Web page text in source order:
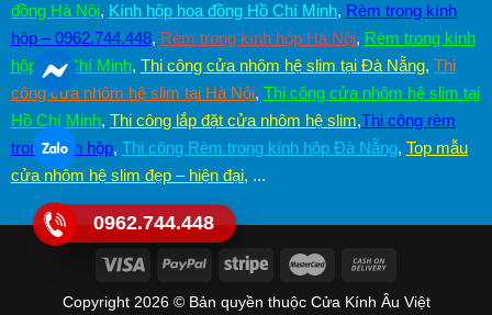
đồng Hà Nội, Kính hộp hoa đồng Hồ Chí Minh, Rèm trong kính
hộp – 0962.744.448, Rèm trong kính hộp Hà Nội, Rèm trong kính
hộp Hồ Chí Minh, Thi công cửa nhôm hệ slim tại Đà Nẵng, Thi
công cửa nhôm hệ slim tại Hà Nội, Thi công cửa nhôm hệ slim tại
Hồ Chí Minh, Thi công lắp đặt cửa nhôm hệ slim,Thi công rèm
trong kính hộp, Thi công Rèm trong kính hộp Đà Nẵng, Top mẫu
cửa nhôm hệ slim đẹp – hiện đại, ...
Copyright 2026 © Bản quyền thuộc Cửa Kính Âu Việt
0962.744.448